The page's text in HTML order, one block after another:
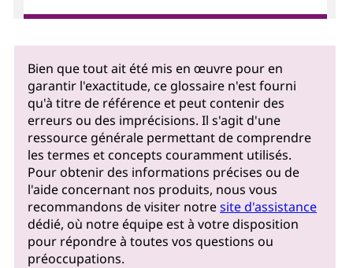
Bien que tout ait été mis en œuvre pour en
garantir l'exactitude, ce glossaire n'est fourni
qu'à titre de référence et peut contenir des
erreurs ou des imprécisions. Il s'agit d'une
ressource générale permettant de comprendre
les termes et concepts couramment utilisés.
Pour obtenir des informations précises ou de
l'aide concernant nos produits, nous vous
recommandons de visiter notresite d'assistance
dédié, où notre équipe est à votre disposition
pour répondre à toutes vos questions ou
préoccupations.